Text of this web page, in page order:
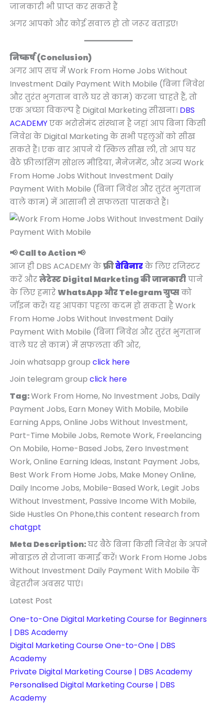
जानकारी भी प्राप्त कर सकते हैं
अगर आपको और कोई सवाल हो तो जरूर बताइए!
निष्कर्ष (Conclusion)
अगर आप सच में Work From Home Jobs Without
Investment Daily Payment With Mobile (बिना निवेश
और तुरंत भुगतान वाले घर से काम) करना चाहते हैं, तो
एक अच्छा विकल्प है Digital Marketing सीखना। DBS
ACADEMYएक भरोसेमंद संस्थान है जहां आप बिना किसी
निवेश के Digital Marketing के सभी पहलुओं को सीख
सकते हैं। एक बार आपने ये स्किल सीख ली, तो आप घर
बैठे फ्रीलांसिंग सोशल मीडिया, मैनेजमेंट, और अन्य Work
From Home Jobs Without Investment Daily
Payment With Mobile (बिना निवेश और तुरंत भुगतान
वाले काम) में आसानी से सफलता पासकते हैं।
📢 Call to Action 📢
आज ही DBS ACADEMY केफ्रीवेबिनारके लिए रजिस्टर
करें औरलेटेस्ट Digital Marketing की जानकारीपाने
के लिए हमारेWhatsApp और Telegram ग्रुप्सको
जॉइन करें! यह आपका पहला कदम हो सकता है Work
From Home Jobs Without Investment Daily
Payment With Mobile (बिना निवेश और तुरंत भुगतान
वाले घर से काम) में सफलता की ओर,
Join whatsapp group click here
Join telegram group click here
Tag:Work From Home, No Investment Jobs, Daily
Payment Jobs, Earn Money With Mobile, Mobile
Earning Apps, Online Jobs Without Investment,
Part-Time Mobile Jobs, Remote Work, Freelancing
On Mobile, Home-Based Jobs, Zero Investment
Work, Online Earning Ideas, Instant Payment Jobs,
Best Work From Home Jobs, Make Money Online,
Daily Income Jobs, Mobile-Based Work, Legit Jobs
Without Investment, Passive Income With Mobile,
Side Hustles On Phone,this content research from
chatgpt
Meta Description:घर बैठे बिना किसी निवेश के अपने
मोबाइल से रोजाना कमाई करें! Work From Home Jobs
Without Investment Daily Payment With Mobile के
बेहतरीन अवसर पाएं।
Latest Post
One-to-One Digital Marketing Course for Beginners
| DBS Academy
Digital Marketing Course One-to-One | DBS
Academy
Private Digital Marketing Course | DBS Academy
Personalised Digital Marketing Course | DBS
Academy